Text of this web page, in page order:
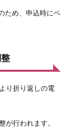
ため、申込時にペ
り折り返しの電
が行われます。